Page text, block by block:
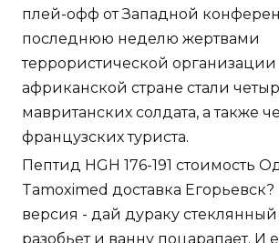
плей-офф от Западной
последнюю неделю жертвами
террористической организации
африканской стране стали
мавританских солдата, а также
французских туриста.
Пептид HGH 176-191 стоимость
Tamoximed доставка Егорьевск?
версия - дай дураку
разобьет и ванну поцарапает. И